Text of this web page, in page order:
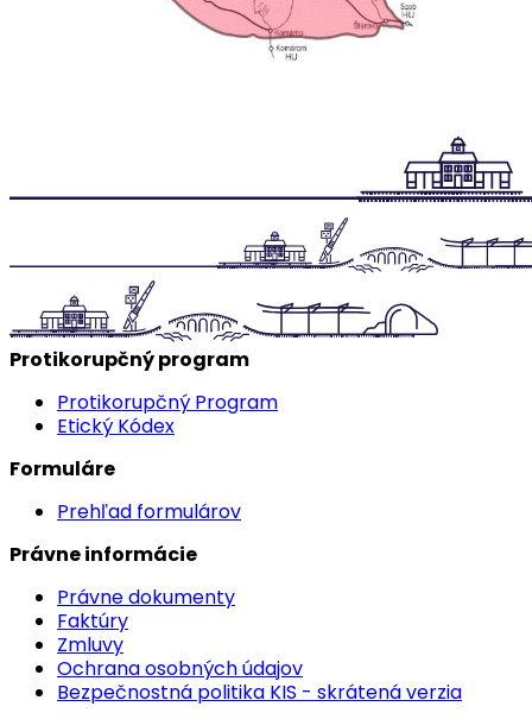
Protikorupčný program
Protikorupčný Program
Etický Kódex
Formuláre
Prehľad formulárov
Právne informácie
Právne dokumenty
Faktúry
Zmluvy
Ochrana osobných údajov
Bezpečnostná politika KIS - skrátená verzia